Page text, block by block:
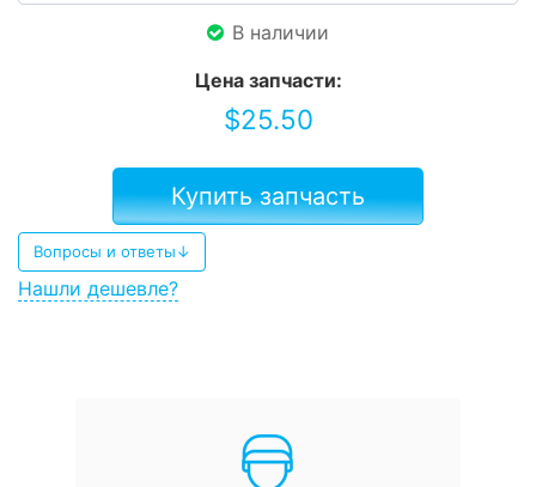
В наличии
Цена запчасти:
$25.50
Купить запчасть
Вопросы и ответы↓
Нашли дешевле?